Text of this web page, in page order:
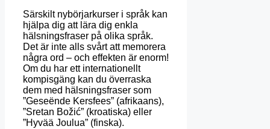
Särskilt nybörjarkurser i språk kan
hjälpa dig att lära dig enkla
hälsningsfraser på olika språk.
Det är inte alls svårt att memorera
några ord – och effekten är enorm!
Om du har ett internationellt
kompisgäng kan du överraska
dem med hälsningsfraser som
”Geseënde Kersfees” (afrikaans),
”Sretan Božić” (kroatiska) eller
”Hyvää Joulua” (finska).